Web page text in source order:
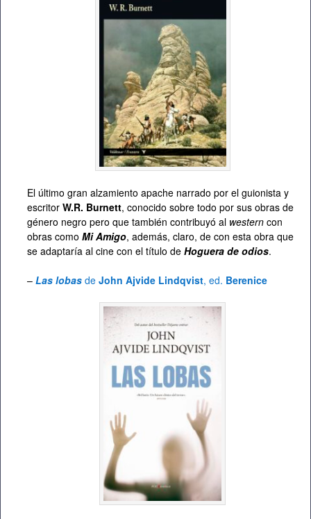
El último gran alzamiento apache narrado por el guionista y
escritor W.R. Burnett, conocido sobre todo por sus obras de
género negro pero que también contribuyó al western con
obras como Mi Amigo, además, claro, de con esta obra que
se adaptaría al cine con el título de Hoguera de odios.
– Las lobas de John Ajvide Lindqvist, ed. Berenice